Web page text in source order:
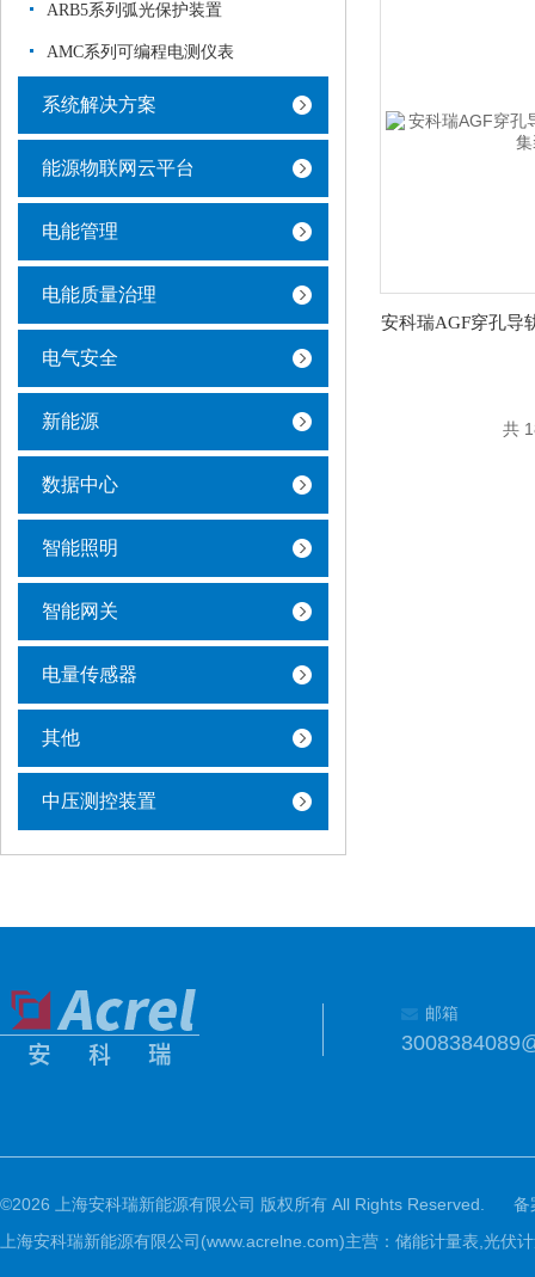
ARB5系列弧光保护装置
AMC系列可编程电测仪表
系统解决方案
能源物联网云平台
电能管理
电能质量治理
电气安全
新能源
数据中心
智能照明
智能网关
电量传感器
其他
中压测控装置
共
邮箱
©2026 上海安科瑞新能源有限公司 版权所有 All Rights Reserved.
备
上海安科瑞新能源有限公司(www.acrelne.com)主营：储能计量表,光伏